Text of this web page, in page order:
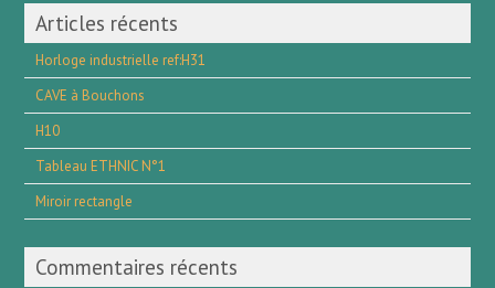
Articles récents
Horloge industrielle ref:H31
CAVE à Bouchons
H10
Tableau ETHNIC N°1
Miroir rectangle
Commentaires récents